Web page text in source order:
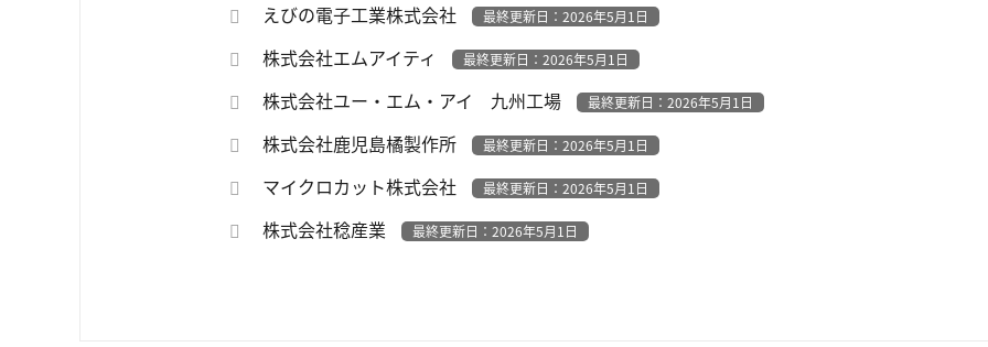
えびの電子工業株式会社 最終更新日：2026年5月1日
株式会社エムアイティ 最終更新日：2026年5月1日
株式会社ユー・エム・アイ 九州工場 最終更新日：2026年5月1日
株式会社鹿児島橘製作所 最終更新日：2026年5月1日
マイクロカット株式会社 最終更新日：2026年5月1日
株式会社稔産業 最終更新日：2026年5月1日